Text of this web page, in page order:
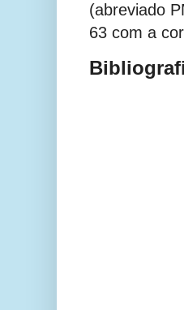
(abreviado
63 com a